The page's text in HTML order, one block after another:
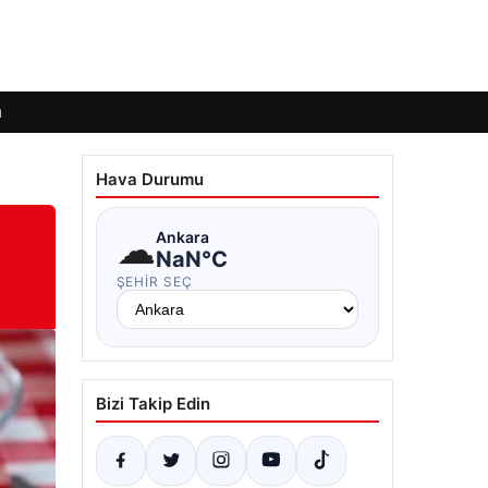
Hava Durumu
☁Ankara
NaN°C
ŞEHIR SEÇ
Bizi Takip Edin